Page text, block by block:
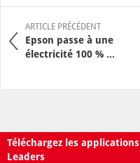
ARTICLE PRÉCÉDENT
Epson passe à une
électricité 100 % ...
Téléchargez les applications
Leaders